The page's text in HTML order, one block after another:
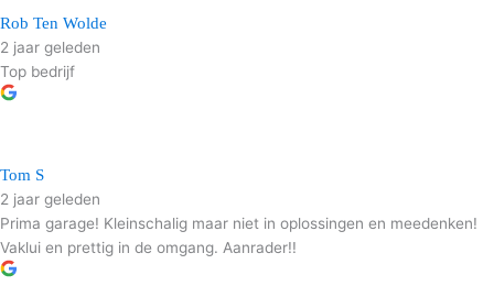
Rob Ten Wolde
2 jaar geleden
Top bedrijf
Tom S
2 jaar geleden
Prima garage! Kleinschalig maar niet in oplossingen en meedenken!
Vaklui en prettig in de omgang. Aanrader!!